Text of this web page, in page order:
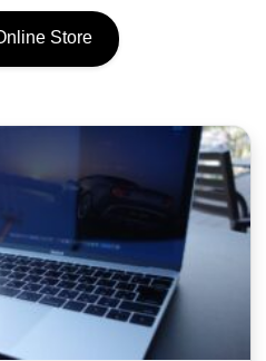
Store